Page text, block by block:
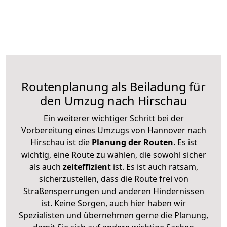
Routenplanung als Beiladung für
den Umzug nach Hirschau
Ein weiterer wichtiger Schritt bei der
Vorbereitung eines Umzugs von Hannover nach
Hirschau ist diePlanung der Routen. Es ist
wichtig, eine Route zu wählen, die sowohl sicher
als auch zeiteffizientist. Es ist auch ratsam,
sicherzustellen, dass die Route frei von
Straßensperrungen und anderen Hindernissen
ist. Keine Sorgen, auch hier haben wir
Spezialisten und übernehmen gerne die Planung,